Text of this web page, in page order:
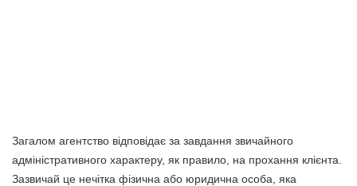
Загалом агентство відповідає за завдання звичайного
адміністративного характеру, як правило, на прохання клієнта.
Зазвичай це нечітка фізична або юридична особа, яка